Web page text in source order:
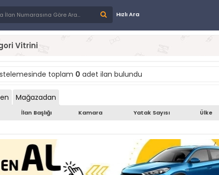
Hızlı Ara
Vitrini
toplam 0 adet ilan bulundu
Mağazadan
İlan Başlığı Kamara Yatak Sayısı Ülke